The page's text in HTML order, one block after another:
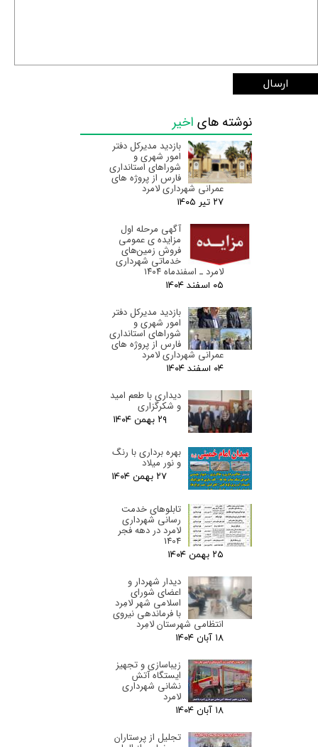
ارسال
نوشته های اخیر
بازدید مدیرکل دفتر
امور شهری و
شوراهای استانداری
فارس از پروژه های
عمرانی شهرداری لامرد
۲۷ تیر ۰۵
آگهی مرحله اول
مزایده ی عمومی
فروش زمین‌های
خدماتی شهرداری
لامرد ـ اسفندماه ۱۴۰۴
۰۵ اسفند ۰۴
بازدید مدیرکل دفتر
امور شهری و
شوراهای استانداری
فارس از پروژه های
عمرانی شهرداری لامرد
۰۴ اسفند ۰۴
دیداری با طعم امید
و شکرگزاری
۲۹ بهمن ۰۴
بهره برداری با رنگ
و نور میلاد
۲۷ بهمن ۰۴
تابلوهای خدمت
رسانی شهرداری
لامرد در دهه فجر
1404
۲۵ بهمن ۰۴
دیدار شهردار و
اعضای شورای
اسلامی شهر لامِرد
با فرماندهی نیروی
انتظامی شهرستان لامِرد
۱۸ آبان ۰۴
زیباسازی و تجهیز
ایستگاه آتش
نشانی شهرداری
لامرد
۱۸ آبان ۰۴
تجلیل از پرستاران